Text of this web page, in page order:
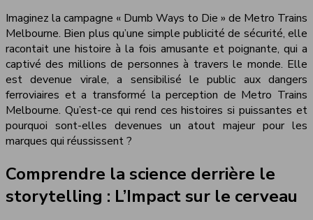
Imaginez la campagne « Dumb Ways to Die » de Metro Trains
Melbourne. Bien plus qu’une simple publicité de sécurité, elle
racontait une histoire à la fois amusante et poignante, qui a
captivé des millions de personnes à travers le monde. Elle
est devenue virale, a sensibilisé le public aux dangers
ferroviaires et a transformé la perception de Metro Trains
Melbourne. Qu’est-ce qui rend ces histoires si puissantes et
pourquoi sont-elles devenues un atout majeur pour les
marques qui réussissent ?
Comprendre la science derrière le
storytelling : L’Impact sur le cerveau